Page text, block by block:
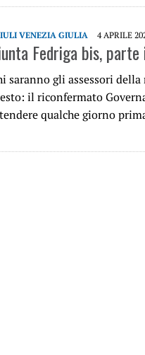
VENEZIA GIULIA 4 APRILE
Fedriga bis,
saranno gli assessori
il riconfermato
qualche giorno